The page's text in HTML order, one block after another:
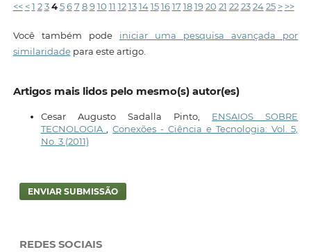
<< < 1 2 3 4 5 6 7 8 9 10 11 12 13 14 15 16 17 18 19 20 21 22 23 24 25 > >>
Você também pode iniciar uma pesquisa avançada por
similaridadepara este artigo.
Artigos mais lidos pelo mesmo(s) autor(es)
Cesar Augusto Sadalla Pinto, ENSAIOS SOBRE
TECNOLOGIA,Conexões - Ciência e Tecnologia: Vol. 5,
No. 3 (2011)
ENVIAR SUBMISSÃO
REDES SOCIAIS